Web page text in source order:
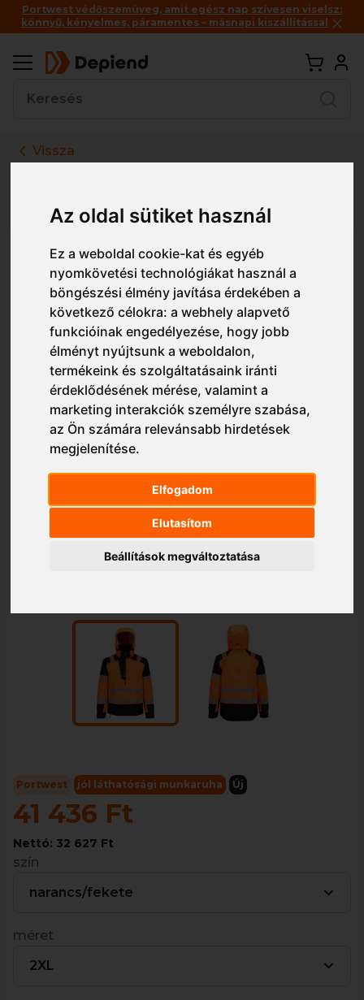
Az oldal sütiket használ
Ez a weboldal cookie-kat és egyéb
nyomkövetési technológiákat használ a
böngészési élmény javítása érdekében a
következő célokra:a webhely alapvető
funkcióinak engedélyezése, hogy jobb
élményt nyújtsunk a weboldalon,
termékeink és szolgáltatásaink iránti
érdeklődésének mérése, valamint a
marketing interakciók személyre szabása,
az Ön számára relevánsabb hirdetések
megjelenítése.
Elfogadom
Elutasítom
Beállítások megváltoztatása
Portwest védőszemüveg, amit egész nap szívesen viselsz:
könnyű, kényelmes, páramentes – másnapi kiszállítással
Vissza
T161 Portwest PW3 Hi-Vis
Overhead esőkabát (3L)
Portwest jól láthatósági munkaruha Új
41 436 Ft
Nettó: 32 627 Ft
szín
narancs/fekete
méret
2XL